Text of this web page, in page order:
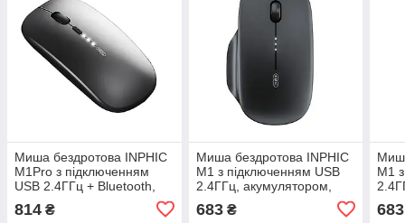
Миша бездротова INPHIC
M1Pro з підключенням
USB 2.4ГГц + Bluetooth,
акумулятором, 2400 DPI,
сірий
814 ₴
Миша бездротова INPHIC
M1 з підключенням USB
2.4ГГц, акумулятором,
2400 DPI, матовий чорний
683₴
M1
683